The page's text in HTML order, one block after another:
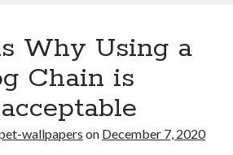
Why Using a
Chain is
wallpapers on December 7, 2020